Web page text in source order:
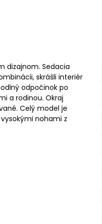
dizajnom. Sedacia
skrášli interiér
odpočinok po
a rodinou. Okraj
Celý model je
nohami z